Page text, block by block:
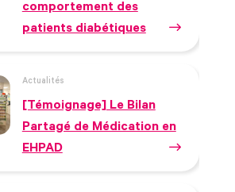
comportement des
patients diabétiques
Actualités
[Témoignage] Le Bilan
Partagé de Médication en
EHPAD